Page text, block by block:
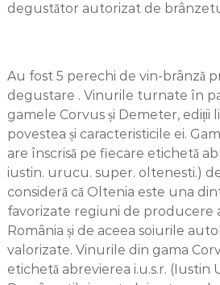
degustător autorizat de
Au fost 5 perechi de vin-brânză
degustare . Vinurile turnate în
gamele Corvus și Demeter, ediții
povestea și caracteristicile ei.
are înscrisă pe fiecare etichetă
iustin. urucu. super. oltenesti.)
consideră că Oltenia este una
favorizate regiuni de producere
România și de aceea soiurile
valorizate. Vinurile din gama
etichetă abrevierea i.u.s.r. (Iustin